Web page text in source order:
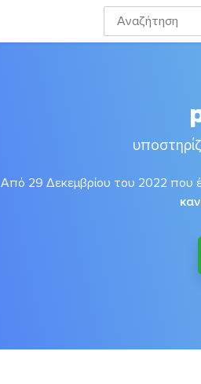
Από 29 Δεκεμβρίου του 2022 που